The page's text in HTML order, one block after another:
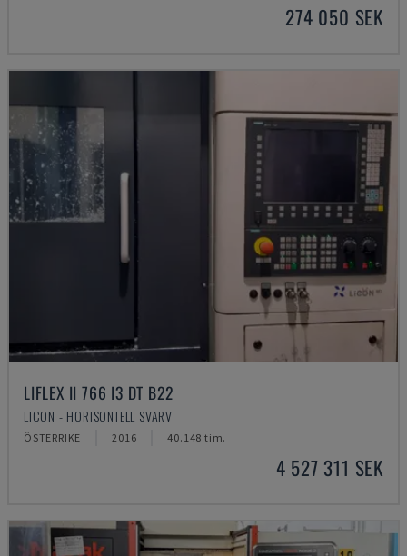
274 050 SEK
LIFLEX II 766 I3 DT B22
LICON - HORISONTELL SVARV
ÖSTERRIKE 2016 40.148 tim.
4 527 311 SEK